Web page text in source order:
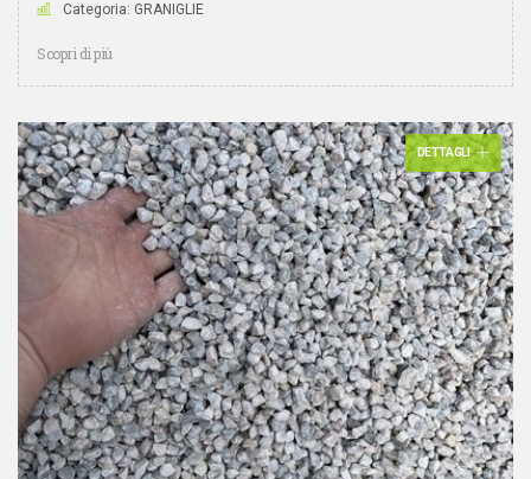
Categoria: GRANIGLIE
Scopri di più
DETTAGLI